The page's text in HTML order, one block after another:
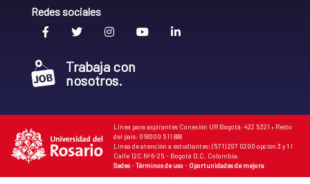
Redes sociales
Trabaja con
nosotros.
Línea para aspirantes Conexión UR Bogotá: 422 5321 • Resto
del país: 018000 511 888
Línea de atención a estudiantes: (571) 297 0200 opción 3 y 1 I
Calle 12C Nº 6-25 - Bogotá D.C. Colombia.
Sedes-Términos de uso- Oportunidades de mejora